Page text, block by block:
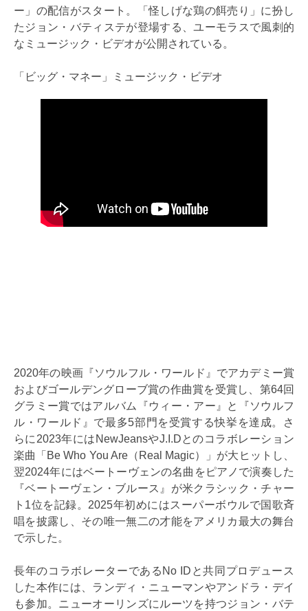
ー」の配信がスタート。「怪しげな鶏の餌売り」に扮し
たジョン・バティステが登場する、ユーモラスで風刺的
なミュージック・ビデオが公開されている。
「ビッグ・マネー」ミュージック・ビデオ
2020年の映画『ソウルフル・ワールド』でアカデミー賞
およびゴールデングローブ賞の作曲賞を受賞し、第64回
グラミー賞ではアルバム『ウィー・アー』と『ソウルフ
ル・ワールド』で最多5部門を受賞する快挙を達成。さ
らに2023年にはNewJeansやJ.I.Dとのコラボレーション
楽曲「Be Who You Are（Real Magic）」が大ヒットし、
翌2024年にはベートーヴェンの名曲をピアノで演奏した
『ベートーヴェン・ブルース』が米クラシック・チャー
ト1位を記録。2025年初めにはスーパーボウルで国歌斉
唱を披露し、その唯一無二の才能をアメリカ最大の舞台
で示した。
長年のコラボレーターであるNo IDと共同プロデュース
した本作には、ランディ・ニューマンやアンドラ・デイ
も参加。ニューオーリンズにルーツを持つジョン・バテ